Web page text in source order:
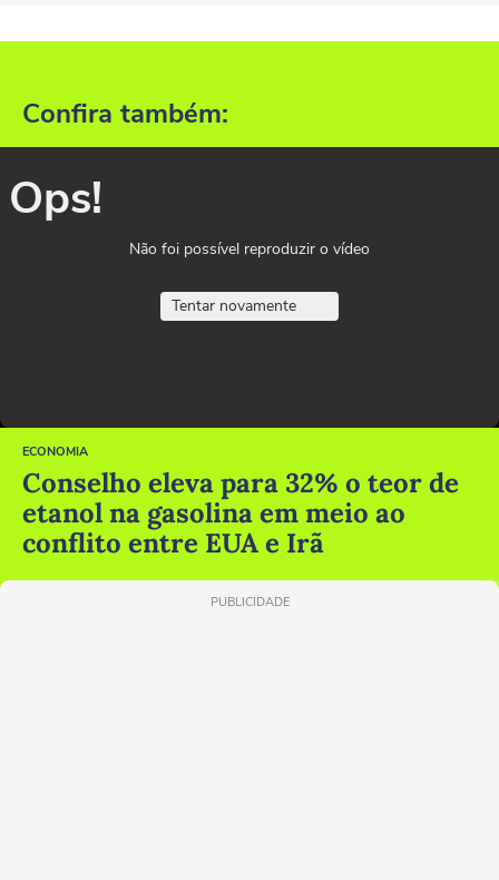
Confira também:
Ops!
Não foi possível reproduzir o vídeo
Tentar novamente
ECONOMIA
Conselho eleva para 32% o teor de
etanol na gasolina em meio ao
conflito entre EUA e Irã
PUBLICIDADE